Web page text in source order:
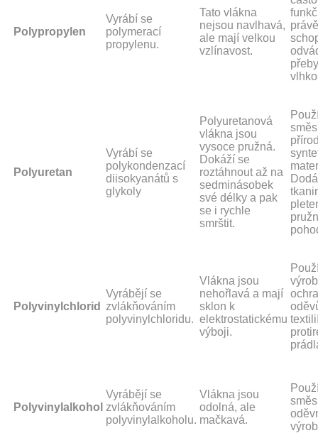
Polypropylen
Vyrábí se
polymerací
propylenu.
Tato vlákna
nejsou navlhavá,
ale mají velkou
vzlínavost.
Polyuretan
Vyrábí se
polykondenzací
diisokyanátů s
glykoly
Polyuretanová
vlákna jsou
vysoce pružná.
Dokáží se
roztáhnout až na
sedminásobek
své délky a pak
se i rychle
smrštit.
Polyvinylchlorid
Vyrábějí se
zvlákňováním
polyvinylchloridu.
Vlákna jsou
nehořlavá a mají
sklon k
elektrostatickému
výboji.
Polyvinylalkohol
Vyrábějí se
zvlákňováním
polyvinylalkoholu.
Vlákna jsou
odolná, ale
mačkavá.